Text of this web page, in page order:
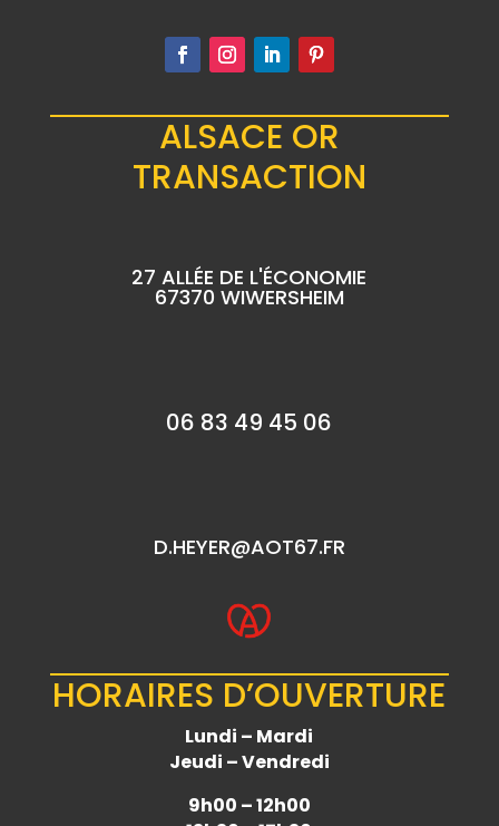
ALSACE OR
TRANSACTION
27 ALLÉE DE L'ÉCONOMIE
67370 WIWERSHEIM
06 83 49 45 06
D.HEYER@AOT67.FR
HORAIRES D’OUVERTURE
Lundi – Mardi
Jeudi – Vendredi
9h00 – 12h00